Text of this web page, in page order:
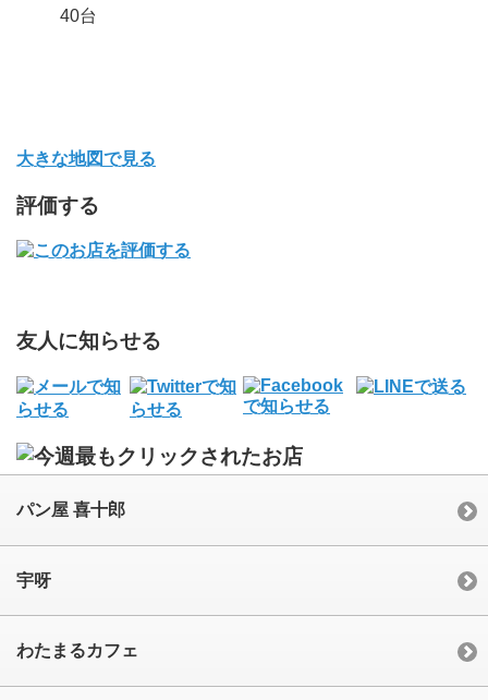
40台
大きな地図で見る
評価する
友人に知らせる
パン屋 喜十郎
宇呀
わたまるカフェ